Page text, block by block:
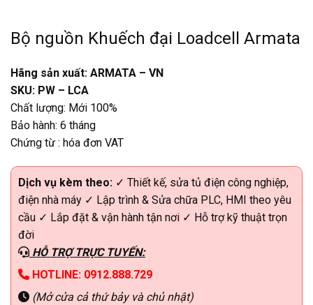
Bộ nguồn Khuếch đại Loadcell Armata
Hãng sản xuất: ARMATA – VN
SKU: PW – LCA
Chất lượng: Mới 100%
Bảo hành: 6 tháng
Chứng từ : hóa đơn VAT
Dịch vụ kèm theo: ✓ Thiết kế, sửa tủ điện công nghiệp,
điện nhà máy ✓ Lập trình & Sửa chữa PLC, HMI theo yêu
cầu ✓ Lắp đặt & vận hành tận nơi ✓ Hỗ trợ kỹ thuật trọn
đời
HỖ TRỢ TRỰC TUYẾN:
HOTLINE: 0912.888.729
(Mở cửa cả thứ bảy và chủ nhật)